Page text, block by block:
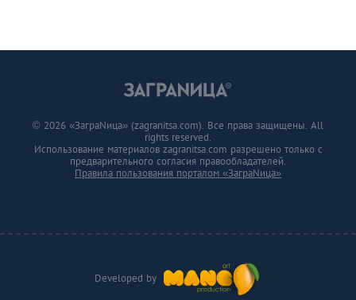
Developed by
© 2026 «ЗаграNица» (zagranitsa.com). Все права защищены. All
rights reserved.
Использование материалов zagranitsa.com разрешено только с
предварительного согласия правообладателей.
Правила пользования порталом «ЗаграNица»